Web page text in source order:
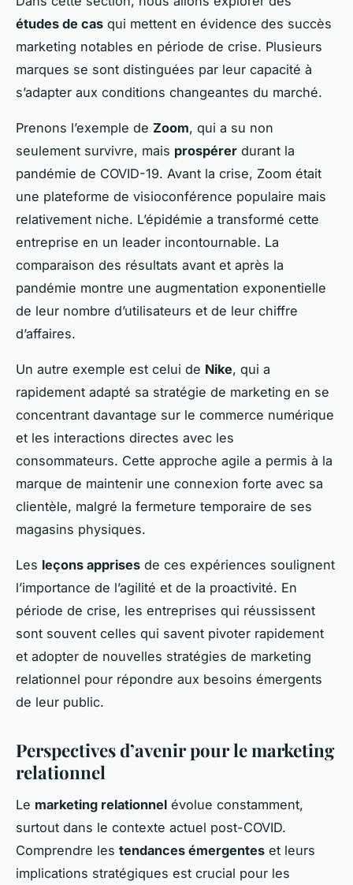
études de cas qui mettent en évidence des succès
marketing notables en période de crise. Plusieurs
marques se sont distinguées par leur capacité à
s’adapter aux conditions changeantes du marché.
Prenons l’exemple de Zoom, qui a su non
seulement survivre, mais prospérer durant la
pandémie de COVID-19. Avant la crise, Zoom était
une plateforme de visioconférence populaire mais
relativement niche. L’épidémie a transformé cette
entreprise en un leader incontournable. La
comparaison des résultats avant et après la
pandémie montre une augmentation exponentielle
de leur nombre d’utilisateurs et de leur chiffre
d’affaires.
Un autre exemple est celui de Nike, qui a
rapidement adapté sa stratégie de marketing en se
concentrant davantage sur le commerce numérique
et les interactions directes avec les
consommateurs. Cette approche agile a permis à la
marque de maintenir une connexion forte avec sa
clientèle, malgré la fermeture temporaire de ses
magasins physiques.
Les leçons apprises de ces expériences soulignent
l’importance de l’agilité et de la proactivité. En
période de crise, les entreprises qui réussissent
sont souvent celles qui savent pivoter rapidement
et adopter de nouvelles stratégies de marketing
relationnel pour répondre aux besoins émergents
de leur public.
Perspectives d’avenir pour le marketing
relationnel
Le marketing relationnel évolue constamment,
surtout dans le contexte actuel post-COVID.
Comprendre les tendances émergentes et leurs
implications stratégiques est crucial pour les